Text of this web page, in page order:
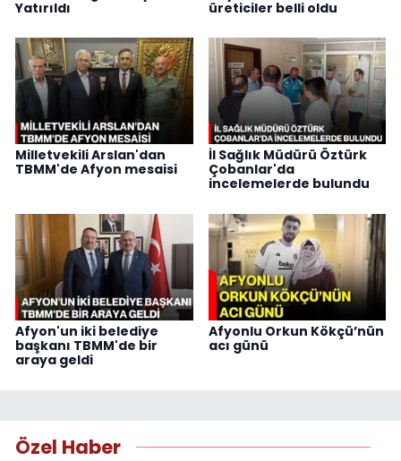
Yatırıldı
üreticiler belli oldu
Milletvekili Arslan'dan
TBMM'de Afyon mesaisi
İl Sağlık Müdürü Öztürk
Çobanlar'da
incelemelerde bulundu
Afyon'un iki belediye
başkanı TBMM'de bir
araya geldi
Afyonlu Orkun Kökçü’nün
acı günü
Özel Haber